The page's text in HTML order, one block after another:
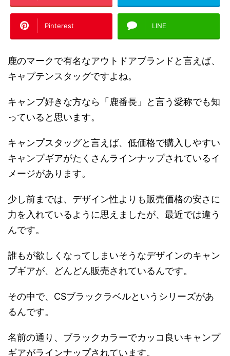
Pinterest LINE
鹿のマークで有名なアウトドアブランドと言えば、
キャプテンスタッグですよね。
キャンプ好きな方なら「鹿番長」と言う愛称でも知
っていると思います。
キャンプスタッグと言えば、低価格で購入しやすい
キャンプギアがたくさんラインナップされているイ
メージがあります。
少し前までは、デザイン性よりも販売価格の安さに
力を入れているように思えましたが、最近では違う
んです。
誰もが欲しくなってしまいそうなデザインのキャン
プギアが、どんどん販売されているんです。
その中で、CSブラックラベルというシリーズがあ
るんです。
名前の通り、ブラックカラーでカッコ良いキャンプ
ギアがラインナップされています。